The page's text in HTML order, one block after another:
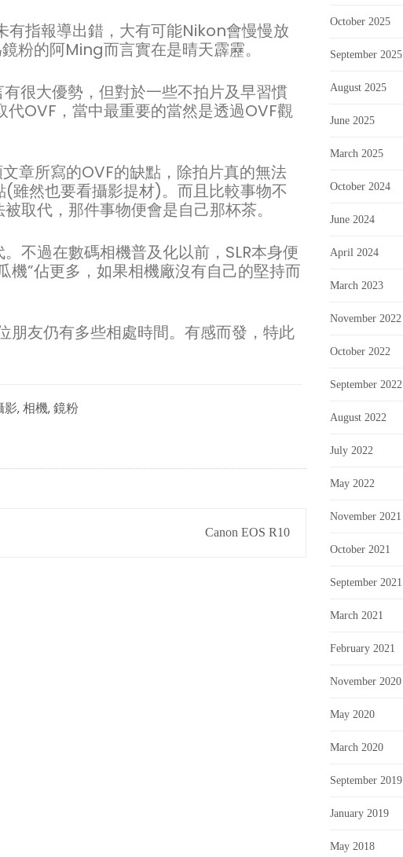
指報導出錯，大有可能Nikon會慢慢放
粉的阿Ming而言實在是晴天霹靂。
很大優勢，但對於一些不拍片及早習慣
代OVF，當中最重要的當然是透過OVF觀
章所寫的OVF的缺點，除拍片真的無法
雖然也要看攝影提材)。而且比較事物不
取代，那件事物便會是自己那杯茶。
不過在數碼相機普及化以前，SLR本身便
機”佔更多，如果相機廠沒有自己的堅持而
朋友仍有多些相處時間。有感而發，特此
影, 相機, 鏡粉
Canon EOS R10
October 2025
September 2025
August 2025
June 2025
March 2025
October 2024
June 2024
April 2024
March 2023
November 2022
October 2022
September 2022
August 2022
July 2022
May 2022
November 2021
October 2021
September 2021
March 2021
February 2021
November 2020
May 2020
March 2020
September 2019
January 2019
May 2018